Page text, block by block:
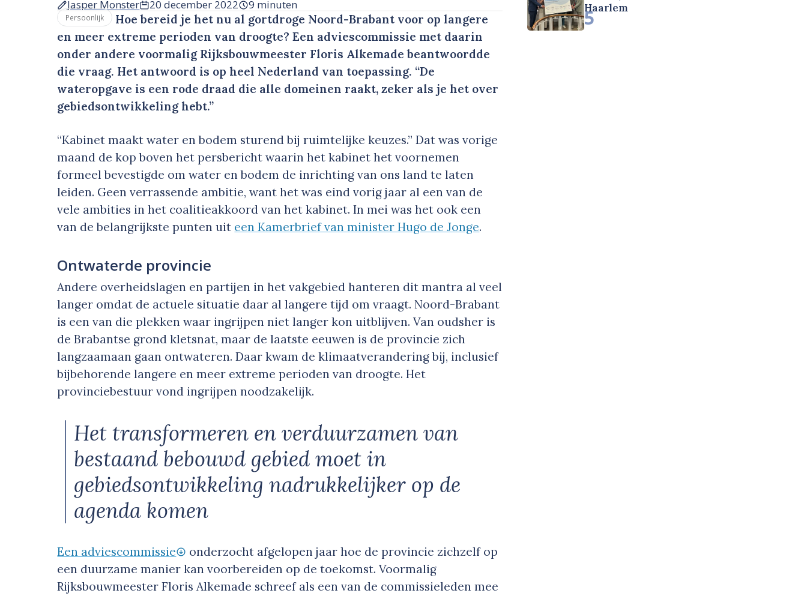
Jasper Monster 20 december 2022 9 minuten
Persoonlijk
Hoe bereid je het nu al gortdroge Noord-Brabant voor op langere
en meer extreme perioden van droogte? Een adviescommissie met daarin
onder andere voormalig Rijksbouwmeester Floris Alkemade beantwoordde
die vraag. Het antwoord is op heel Nederland van toepassing. “De
wateropgave is een rode draad die alle domeinen raakt, zeker als je het over
gebiedsontwikkeling hebt.”
“Kabinet maakt water en bodem sturend bij ruimtelijke keuzes.” Dat was vorige
maand de kop boven het persbericht waarin het kabinet het voornemen
formeel bevestigde om water en bodem de inrichting van ons land te laten
leiden. Geen verrassende ambitie, want het was eind vorig jaar al een van de
vele ambities in het coalitieakkoord van het kabinet. In mei was het ook een
van de belangrijkste punten uit een Kamerbrief van minister Hugo de Jonge.
Ontwaterde provincie
Andere overheidslagen en partijen in het vakgebied hanteren dit mantra al veel
langer omdat de actuele situatie daar al langere tijd om vraagt. Noord-Brabant
is een van die plekken waar ingrijpen niet langer kon uitblijven. Van oudsher is
de Brabantse grond kletsnat, maar de laatste eeuwen is de provincie zich
langzaamaan gaan ontwateren. Daar kwam de klimaatverandering bij, inclusief
bijbehorende langere en meer extreme perioden van droogte. Het
provinciebestuur vond ingrijpen noodzakelijk.
Het transformeren en verduurzamen van
bestaand bebouwd gebied moet in
gebiedsontwikkeling nadrukkelijker op de
agenda komen
Een adviescommissie
onderzocht afgelopen jaar hoe de provincie zichzelf op
een duurzame manier kan voorbereiden op de toekomst. Voormalig
Rijksbouwmeester Floris Alkemade schreef als een van de commissieleden mee
Haarlem
5